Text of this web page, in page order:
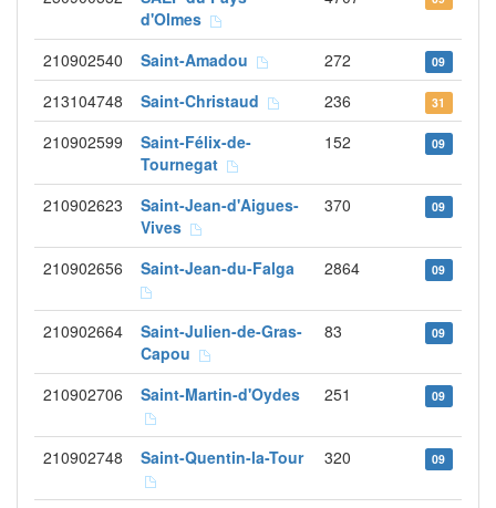
d'Olmes
210902540 Saint-Amadou 272 09
213104748 Saint-Christaud 236 31
210902599
Saint-Félix-de-
Tournegat
152 09
210902623
Saint-Jean-d'Aigues-
Vives
370 09
210902656 Saint-Jean-du-Falga 2864 09
210902664
Saint-Julien-de-Gras-
Capou
83 09
210902706 Saint-Martin-d'Oydes 251 09
210902748 Saint-Quentin-la-Tour 320 09